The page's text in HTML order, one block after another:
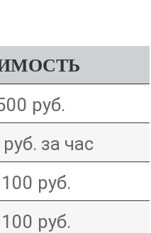
руб.
за час
руб.
руб.